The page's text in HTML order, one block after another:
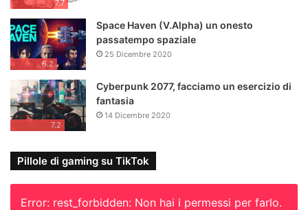
7.7
6.2
Space Haven (V.Alpha) un onesto
passatempo spaziale
25 Dicembre 2020
7.2
Cyberpunk 2077, facciamo un esercizio di
fantasia
14 Dicembre 2020
Pillole di gaming su TikTok
Error: rest_forbidden: Non hai i permessi per farlo.